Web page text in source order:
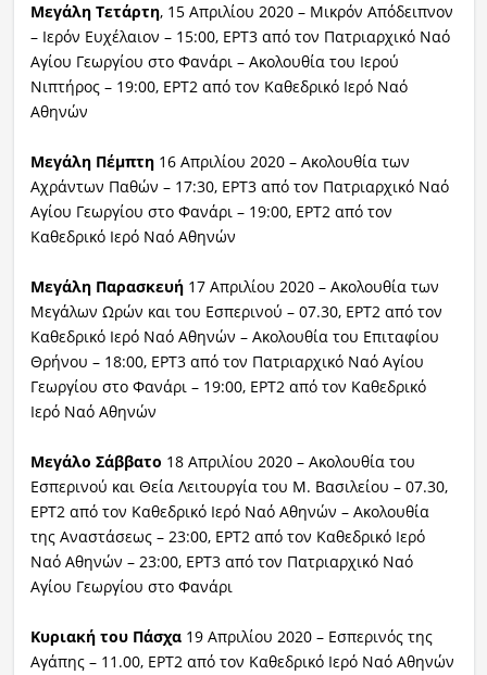
Μεγάλη Τετάρτη, 15 Απριλίου 2020 – Μικρόν Απόδειπνον
– Ιερόν Ευχέλαιον – 15:00, ΕΡΤ3 από τον Πατριαρχικό Ναό
Αγίου Γεωργίου στο Φανάρι – Ακολουθία του Ιερού
Νιπτήρος – 19:00, ΕΡΤ2 από τον Καθεδρικό Ιερό Ναό
Αθηνών
Μεγάλη Πέμπτη16 Απριλίου 2020 – Ακολουθία των
Αχράντων Παθών – 17:30, ΕΡΤ3 από τον Πατριαρχικό Ναό
Αγίου Γεωργίου στο Φανάρι – 19:00, ΕΡΤ2 από τον
Καθεδρικό Ιερό Ναό Αθηνών
Μεγάλη Παρασκευή17 Απριλίου 2020 – Ακολουθία των
Μεγάλων Ωρών και του Εσπερινού – 07.30, ΕΡΤ2 από τον
Καθεδρικό Ιερό Ναό Αθηνών – Ακολουθία του Επιταφίου
Θρήνου – 18:00, ΕΡΤ3 από τον Πατριαρχικό Ναό Αγίου
Γεωργίου στο Φανάρι – 19:00, ΕΡΤ2 από τον Καθεδρικό
Ιερό Ναό Αθηνών
Μεγάλο Σάββατο 18 Απριλίου 2020 – Ακολουθία του
Εσπερινού και Θεία Λειτουργία του Μ. Βασιλείου – 07.30,
ΕΡΤ2 από τον Καθεδρικό Ιερό Ναό Αθηνών – Ακολουθία
της Αναστάσεως – 23:00, ΕΡΤ2 από τον Καθεδρικό Ιερό
Ναό Αθηνών – 23:00, ΕΡΤ3 από τον Πατριαρχικό Ναό
Αγίου Γεωργίου στο Φανάρι
Κυριακή του Πάσχα19 Απριλίου 2020 – Εσπερινός της
Αγάπης – 11.00, ΕΡΤ2 από τον Καθεδρικό Ιερό Ναό Αθηνών